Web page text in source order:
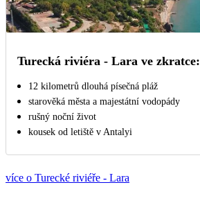
Turecká riviéra - Lara ve zkratce:
12 kilometrů dlouhá písečná pláž
starověká města a majestátní vodopády
rušný noční život
kousek od letiště v Antalyi
více o Turecké riviéře - Lara